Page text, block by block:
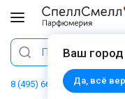
Ваш
Да, всё
Поиск
8 (495) 668 06 02